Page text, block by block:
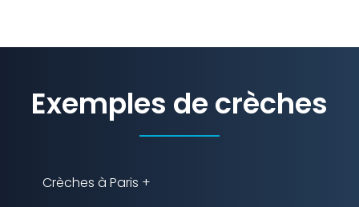
Exemples de crèches
Crèches à Paris +